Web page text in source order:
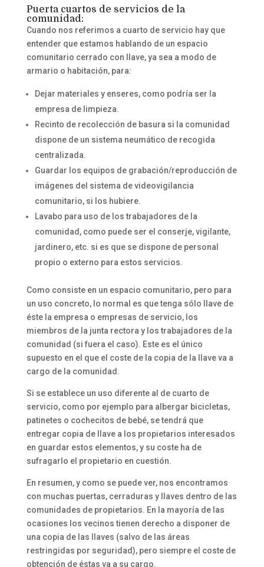
Puerta cuartos de servicios de la
comunidad:
Cuando nos referimos a cuarto de servicio hay que
entender que estamos hablando de un espacio
comunitario cerrado con llave, ya sea a modo de
armario o habitación, para:
Dejar materiales y enseres, como podría ser la
empresa de limpieza.
Recinto de recolección de basura si la comunidad
dispone de un sistema neumático de recogida
centralizada.
Guardar los equipos de grabación/reproducción de
imágenes del sistema de videovigilancia
comunitario, si los hubiere.
Lavabo para uso de los trabajadores de la
comunidad, como puede ser el conserje, vigilante,
jardinero, etc. si es que se dispone de personal
propio o externo para estos servicios.
Como consiste en un espacio comunitario, pero para
un uso concreto, lo normal es que tenga sólo llave de
éste la empresa o empresas de servicio, los
miembros de la junta rectora y los trabajadores de la
comunidad (si fuera el caso). Este es el único
supuesto en el que el coste de la copia de la llave va a
cargo de la comunidad.
Si se establece un uso diferente al de cuarto de
servicio, como por ejemplo para albergar bicicletas,
patinetes o cochecitos de bebé, se tendrá que
entregar copia de llave a los propietarios interesados
en guardar estos elementos, y su coste ha de
sufragarlo el propietario en cuestión.
En resumen, y como se puede ver, nos encontramos
con muchas puertas, cerraduras y llaves dentro de las
comunidades de propietarios. En la mayoría de las
ocasiones los vecinos tienen derecho a disponer de
una copia de las llaves (salvo de las áreas
restringidas por seguridad), pero siempre el coste de
obtención de éstas va a su cargo.